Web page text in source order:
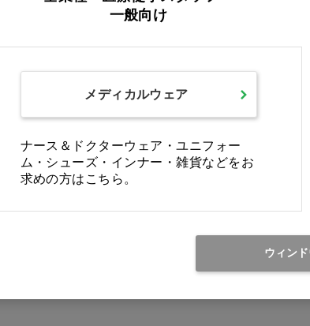
ーズ T-14×2(28ピン)…他
価格：ログイン後表示
最初
一般向け
メディカルウェア
ナース＆ドクターウェア・ユニフォー
ム・シューズ・インナー・雑貨などをお
求めの方はこちら。
ウィン